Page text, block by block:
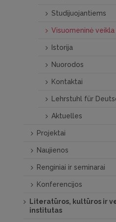
Studijuojantiems
Visuomeninė veikla
Istorija
Nuorodos
Kontaktai
Lehrstuhl für
Aktuelles
Projektai
Naujienos
Renginiai ir seminarai
Konferencijos
Literatūros, kultūros ir
institutas